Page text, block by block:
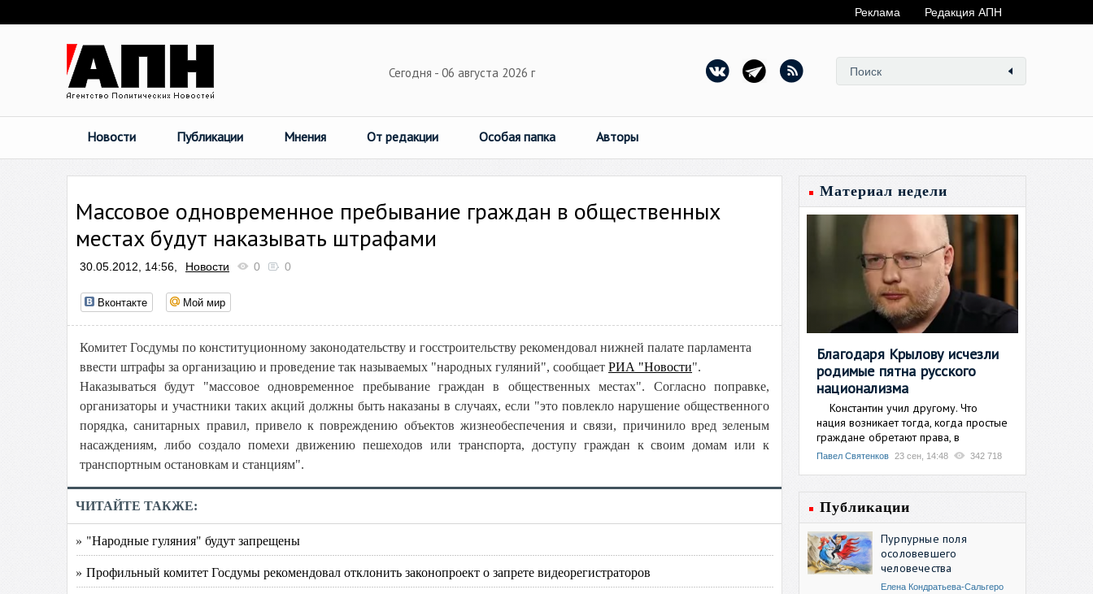
Реклама Редакция АПН
Сегодня - 06 августа 2026 г
Новости Публикации Мнения От редакции Особая папка Авторы
Массовое одновременное пребывание граждан в общественных
местах будут наказывать штрафами
30.05.2012, 14:56, Новости 0 0
Вконтакте Мой мир
Комитет Госдумы по конституционному законодательству и госстроительству рекомендовал нижней палате парламента
ввести штрафы за организацию и проведение так называемых "народных гуляний", сообщает РИА "Новости".
Наказываться будут "массовое одновременное пребывание граждан в общественных местах". Согласно поправке,
организаторы и участники таких акций должны быть наказаны в случаях, если "это повлекло нарушение общественного
порядка, санитарных правил, привело к повреждению объектов жизнеобеспечения и связи, причинило вред зеленым
насаждениям, либо создало помехи движению пешеходов или транспорта, доступу граждан к своим домам или к
транспортным остановкам и станциям".
ЧИТАЙТЕ ТАКЖЕ:
» "Народные гуляния" будут запрещены
» Профильный комитет Госдумы рекомендовал отклонить законопроект о запрете видеорегистраторов
Материал недели
Благодаря Крылову исчезли
родимые пятна русского
национализма
Константин учил другому. Что
нация возникает тогда, когда простые
граждане обретают права, в
Павел Святенков 23 сен, 14:48 342 718
Публикации
Пурпурные поля
осоловевшего
человечества
Елена Кондратьева-Сальгеро